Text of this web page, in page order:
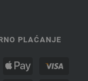
PLAĆANJE